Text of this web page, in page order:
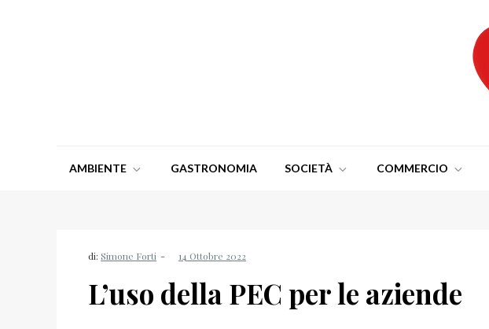
AMBIENTE GASTRONOMIA SOCIETÀ COMMERCIO
di: Simone Forti
L’uso della PEC per le aziende